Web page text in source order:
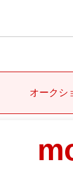
オークシ